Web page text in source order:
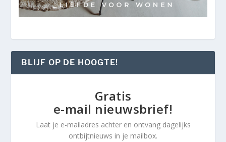
BLIJF OP DE HOOGTE!
Gratis
e-mail nieuwsbrief!
Laat je e-mailadres achter en ontvang dagelijks
ontbijtnieuws in je mailbox.